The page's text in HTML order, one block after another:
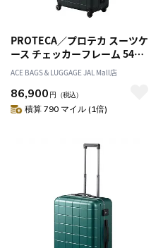
PROTECA／プロテカ スーツケ
ース チェッカーフレーム 54リ
ットル フレームタイプ 00142
ACE BAGS＆LUGGAGE JAL Mall店
86,900 円 （税込）
積算 790 マイル (1倍)